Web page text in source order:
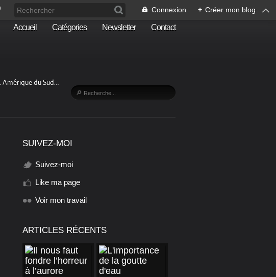
Connexion + Créer mon blog
Accueil Catégories Newsletter Contact
du Sud…
SUIVEZ-MOI
Suivez-moi
Like ma page
Voir mon travail
ARTICLES RÉCENTS